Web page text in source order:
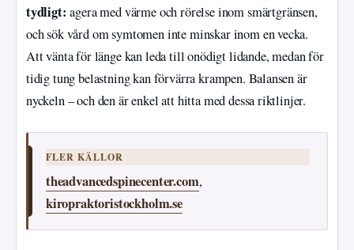
tydligt: agera med värme och rörelse inom smärtgränsen,
och sök vård om symtomen inte minskar inom en vecka.
Att vänta för länge kan leda till onödigt lidande, medan för
tidig tung belastning kan förvärra krampen. Balansen är
nyckeln – och den är enkel att hitta med dessa riktlinjer.
FLER KÄLLOR
theadvancedspinecenter.com,
kiropraktoristockholm.se